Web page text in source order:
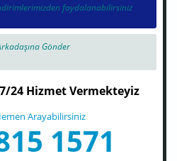
faydalanabilirsiniz
Gönder
24 Hizmet Vermekteyiz
Arayabilirsiniz
1571